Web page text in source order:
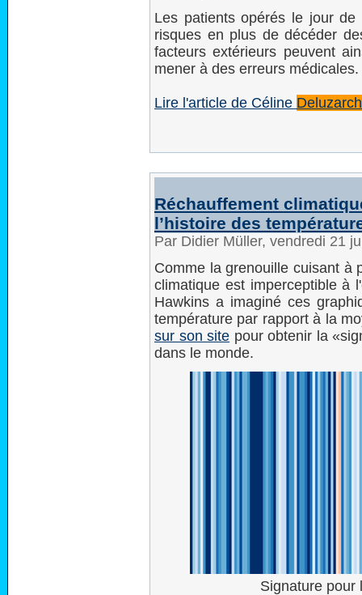
Les patients opérés le jour
risques en plus de décéder
facteurs extérieurs peuvent
mener à des erreurs médicales.
Lire l'article de Céline
Réchauffement
l’histoire des
Par Didier Müller, vendredi 21
Comme la grenouille cuisant à
climatique est imperceptible à
Hawkins a imaginé ces
température par rapport à la
sur son site pour obtenir la
dans le monde.
Signature pour